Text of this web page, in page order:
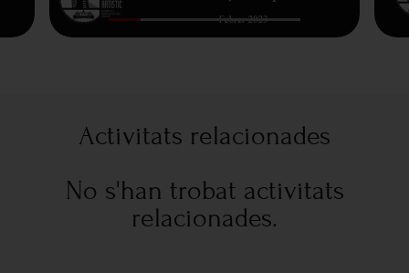
Activitats relacionades
No s'han trobat activitats
relacionades.